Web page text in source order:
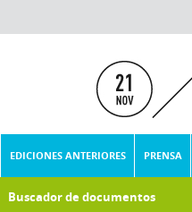
EDICIONES ANTERIORES PRENSA
Buscador de documentos